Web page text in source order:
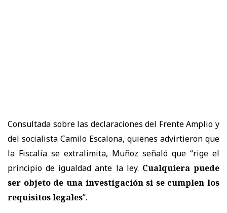
Consultada sobre las declaraciones del Frente Amplio y
del socialista Camilo Escalona, quienes advirtieron que
la Fiscalía se extralimita, Muñoz señaló que “rige el
principio de igualdad ante la ley. Cualquiera puede
ser objeto de una investigación si se cumplen los
requisitos legales”.